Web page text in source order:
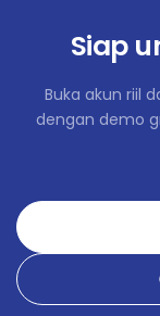
CADCHF
CADDKK
Siap
Buka akun riil
dengan demo